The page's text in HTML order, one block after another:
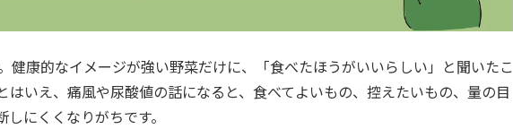
健康的なイメージが強い野菜だけに、「食べたほうがいいらしい」と聞いたこ
はいえ、痛風や尿酸値の話になると、食べてよいもの、控えたいもの、量の目
にくくなりがちです。